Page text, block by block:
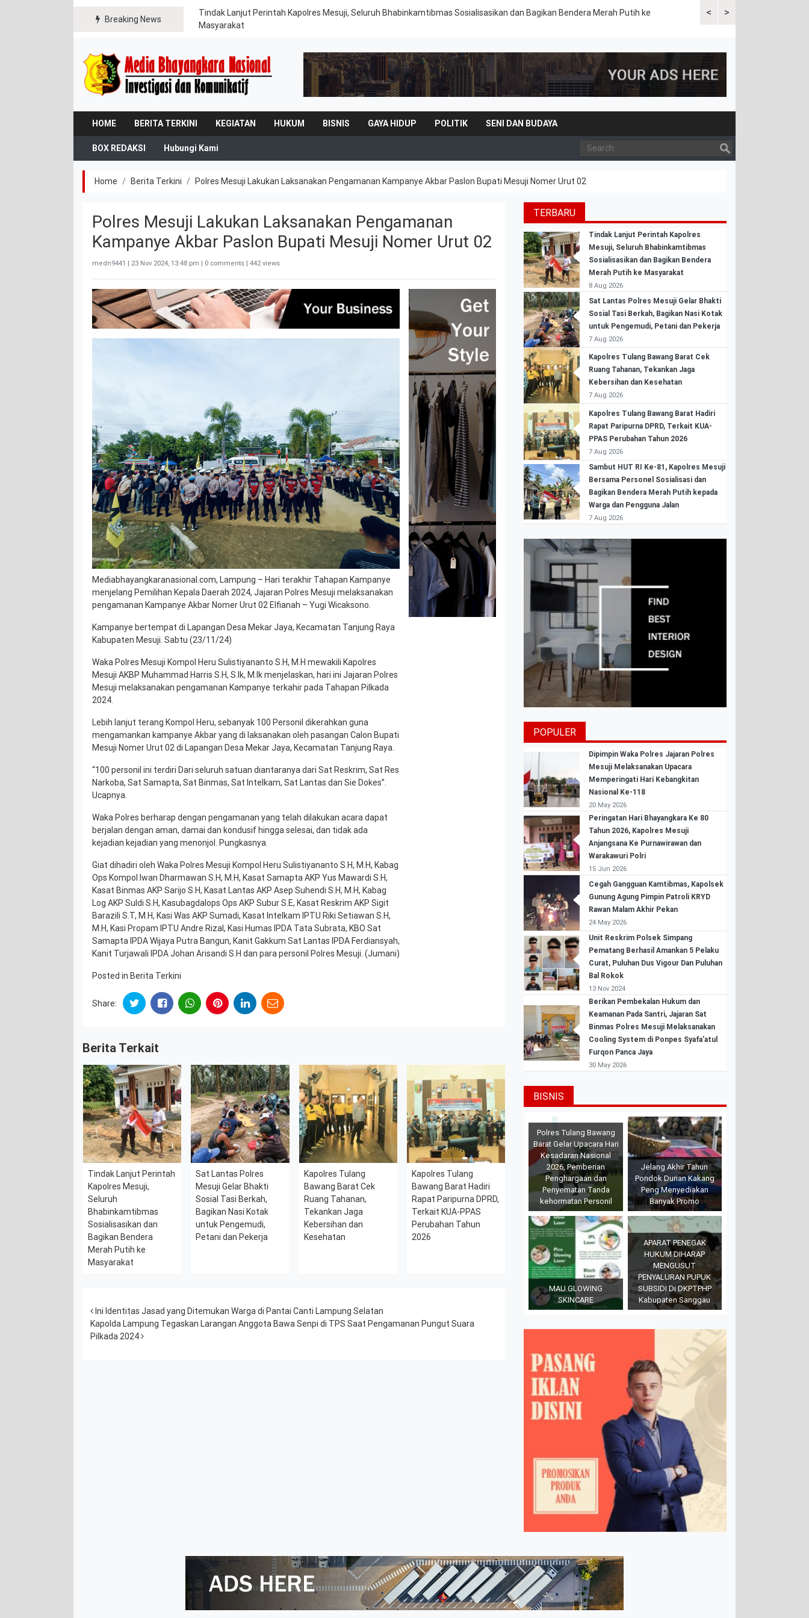
Breaking News
<
Tindak Lanjut Perintah Kapolres Mesuji, Seluruh Bhabinkamtibmas Sosialisasikan dan Bagikan Bendera Merah Putih ke
Masyarakat
Sat Lantas Polres Mesuji
>
HOME BERITA TERKINI KEGIATAN HUKUM BISNIS GAYA HIDUP POLITIK SENI DAN BUDAYA
BOX REDAKSI Hubungi Kami
Home Berita Terkini Polres Mesuji Lakukan Laksanakan Pengamanan Kampanye Akbar Paslon Bupati Mesuji Nomer Urut 02
Polres Mesuji Lakukan Laksanakan Pengamanan
Kampanye Akbar Paslon Bupati Mesuji Nomer Urut 02
medn9441 | 23 Nov 2024, 13:48 pm | 0 comments | 442 views
Mediabhayangkaranasional.com, Lampung – Hari terakhir Tahapan Kampanye
menjelang Pemilihan Kepala Daerah 2024, Jajaran Polres Mesuji melaksanakan
pengamanan Kampanye Akbar Nomer Urut 02 Elfianah – Yugi Wicaksono.
Kampanye bertempat di Lapangan Desa Mekar Jaya, Kecamatan Tanjung Raya
Kabupaten Mesuji. Sabtu (23/11/24)
Waka Polres Mesuji Kompol Heru Sulistiyananto S.H, M.H mewakili Kapolres
Mesuji AKBP Muhammad Harris S.H, S.Ik, M.Ik menjelaskan, hari ini Jajaran Polres
Mesuji melaksanakan pengamanan Kampanye terkahir pada Tahapan Pilkada
2024.
Lebih lanjut terang Kompol Heru, sebanyak 100 Personil dikerahkan guna
mengamankan kampanye Akbar yang di laksanakan oleh pasangan Calon Bupati
Mesuji Nomer Urut 02 di Lapangan Desa Mekar Jaya, Kecamatan Tanjung Raya.
“100 personil ini terdiri Dari seluruh satuan diantaranya dari Sat Reskrim, Sat Res
Narkoba, Sat Samapta, Sat Binmas, Sat Intelkam, Sat Lantas dan Sie Dokes”.
Ucapnya.
Waka Polres berharap dengan pengamanan yang telah dilakukan acara dapat
berjalan dengan aman, damai dan kondusif hingga selesai, dan tidak ada
kejadian kejadian yang menonjol. Pungkasnya.
Giat dihadiri oleh Waka Polres Mesuji Kompol Heru Sulistiyananto S.H, M.H, Kabag
Ops Kompol Iwan Dharmawan S.H, M.H, Kasat Samapta AKP Yus Mawardi S.H,
Kasat Binmas AKP Sarijo S.H, Kasat Lantas AKP Asep Suhendi S.H, M.H, Kabag
Log AKP Suldi S.H, Kasubagdalops Ops AKP Subur S.E, Kasat Reskrim AKP Sigit
Barazili S.T, M.H, Kasi Was AKP Sumadi, Kasat Intelkam IPTU Riki Setiawan S.H,
M.H, Kasi Propam IPTU Andre Rizal, Kasi Humas IPDA Tata Subrata, KBO Sat
Samapta IPDA Wijaya Putra Bangun, Kanit Gakkum Sat Lantas IPDA Ferdiansyah,
Kanit Turjawali IPDA Johan Arisandi S.H dan para personil Polres Mesuji. (Jumani)
Posted in Berita Terkini
Share:
Berita Terkait
Tindak Lanjut Perintah
Kapolres Mesuji,
Seluruh
Bhabinkamtibmas
Sosialisasikan dan
Bagikan Bendera
Merah Putih ke
Masyarakat
Sat Lantas Polres
Mesuji Gelar Bhakti
Sosial Tasi Berkah,
Bagikan Nasi Kotak
untuk Pengemudi,
Petani dan Pekerja
Kapolres Tulang
Bawang Barat Cek
Ruang Tahanan,
Tekankan Jaga
Kebersihan dan
Kesehatan
Kapolres Tulang
Bawang Barat Hadiri
Rapat Paripurna DPRD,
Terkait KUA-PPAS
Perubahan Tahun
2026
Post navigation
Ini Identitas Jasad yang Ditemukan Warga di Pantai Canti Lampung Selatan
Kapolda Lampung Tegaskan Larangan Anggota Bawa Senpi di TPS Saat Pengamanan Pungut Suara
Pilkada 2024
TERBARU
Tindak Lanjut Perintah Kapolres
Mesuji, Seluruh Bhabinkamtibmas
Sosialisasikan dan Bagikan Bendera
Merah Putih ke Masyarakat
8 Aug 2026
Sat Lantas Polres Mesuji Gelar Bhakti
Sosial Tasi Berkah, Bagikan Nasi Kotak
untuk Pengemudi, Petani dan Pekerja
7 Aug 2026
Kapolres Tulang Bawang Barat Cek
Ruang Tahanan, Tekankan Jaga
Kebersihan dan Kesehatan
7 Aug 2026
Kapolres Tulang Bawang Barat Hadiri
Rapat Paripurna DPRD, Terkait KUA-
PPAS Perubahan Tahun 2026
7 Aug 2026
Sambut HUT RI Ke-81, Kapolres Mesuji
Bersama Personel Sosialisasi dan
Bagikan Bendera Merah Putih kepada
Warga dan Pengguna Jalan
7 Aug 2026
POPULER
Dipimpin Waka Polres Jajaran Polres
Mesuji Melaksanakan Upacara
Memperingati Hari Kebangkitan
Nasional Ke-118
20 May 2026
Peringatan Hari Bhayangkara Ke 80
Tahun 2026, Kapolres Mesuji
Anjangsana Ke Purnawirawan dan
Warakawuri Polri
15 Jun 2026
Cegah Gangguan Kamtibmas, Kapolsek
Gunung Agung Pimpin Patroli KRYD
Rawan Malam Akhir Pekan
24 May 2026
Unit Reskrim Polsek Simpang
Pematang Berhasil Amankan 5 Pelaku
Curat, Puluhan Dus Vigour Dan Puluhan
Bal Rokok
13 Nov 2024
Berikan Pembekalan Hukum dan
Keamanan Pada Santri, Jajaran Sat
Binmas Polres Mesuji Melaksanakan
Cooling System di Ponpes Syafa’atul
Furqon Panca Jaya
30 May 2026
BISNIS
Polres Tulang Bawang
Barat Gelar Upacara Hari
Kesadaran Nasional
2026, Pemberian
Penghargaan dan
Penyematan Tanda
kehormatan Personil
Jelang Akhir Tahun
Pondok Durian Kakang
Peng Menyediakan
Banyak Promo
MAU GLOWING
SKINCARE
APARAT PENEGAK
HUKUM DIHARAP
MENGUSUT
PENYALURAN PUPUK
SUBSIDI Di DKPTPHP
Kabupaten Sanggau